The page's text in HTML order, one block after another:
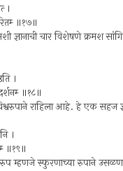
।
॥१७॥
चार विशेषणे क्रमश
।
॥१८॥
राहिला आहे. हे एक सहज
।
॥१९॥
म्हणजे स्फुरणाच्या रुपाने